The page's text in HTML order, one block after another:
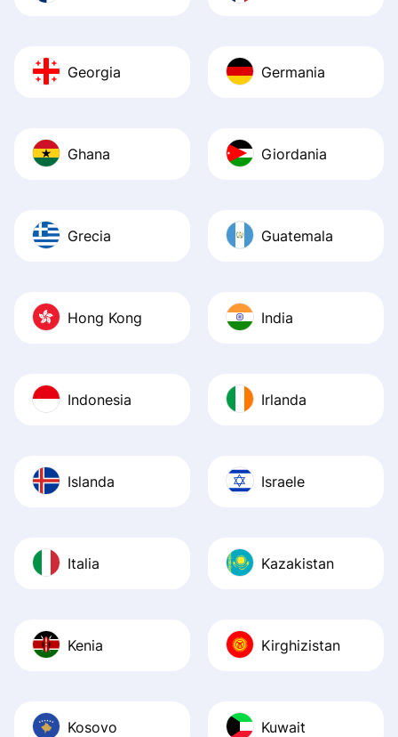
Georgia Germania
Ghana Giordania
Grecia Guatemala
Hong Kong India
Indonesia Irlanda
Islanda Israele
Italia Kazakistan
Kenia Kirghizistan
Kosovo Kuwait